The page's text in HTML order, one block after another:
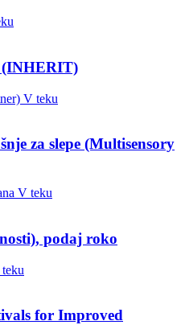
(INHERIT)
V teku
za slepe (Multisensory
V teku
podaj roko
for Improved